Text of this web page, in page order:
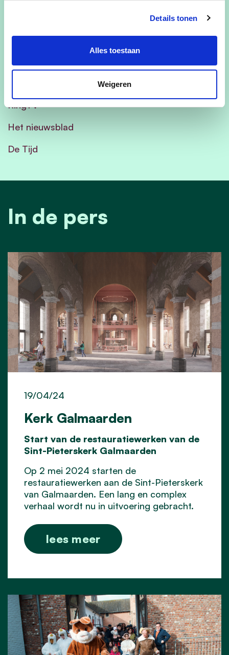
Details tonen
Alles toestaan
Weigeren
In de pers:
RingTV
Het nieuwsblad
De Tijd
In de pers
Kerk Galmaarden
19/04/24
Start van de restauratiewerken van de
Sint-Pieterskerk Galmaarden
Op 2 mei 2024 starten de
restauratiewerken aan de Sint-Pieterskerk
van Galmaarden. Een lang en complex
verhaal wordt nu in uitvoering gebracht.
lees meer